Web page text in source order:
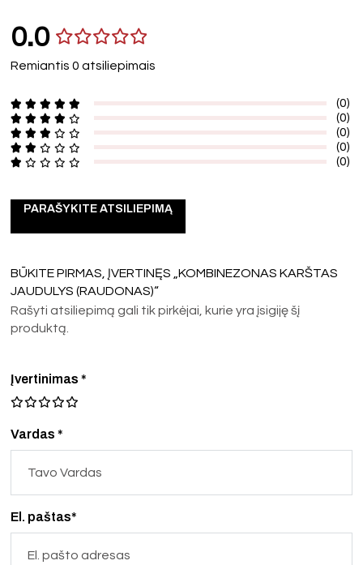
0.0
Remiantis 0 atsiliepimais
(0)
(0)
(0)
(0)
(0)
PARAŠYKITE ATSILIEPIMĄ
BŪKITE PIRMAS, ĮVERTINĘS „KOMBINEZONAS KARŠTAS
JAUDULYS (RAUDONAS)“
Rašyti atsiliepimą gali tik pirkėjai, kurie yra įsigiję šį
produktą.
Vardas *
El. paštas*
Įvertinimas*